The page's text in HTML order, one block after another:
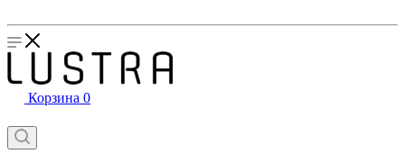
Корзина 0